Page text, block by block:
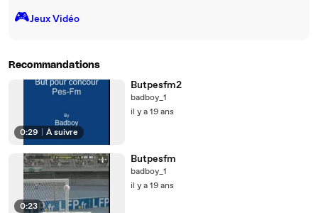
🎮️Jeux Vidéo
Recommandations
0:29 À suivre
Butpesfm2
badboy_1
il y a 19 ans
0:23
Butpesfm
badboy_1
il y a 19 ans